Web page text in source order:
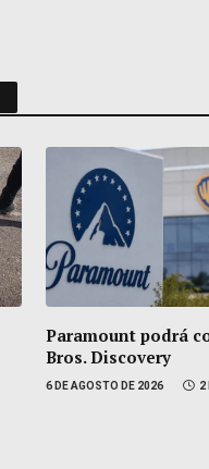
Paramount podrá
Bros. Discovery
6 DE AGOSTO DE 2026 2